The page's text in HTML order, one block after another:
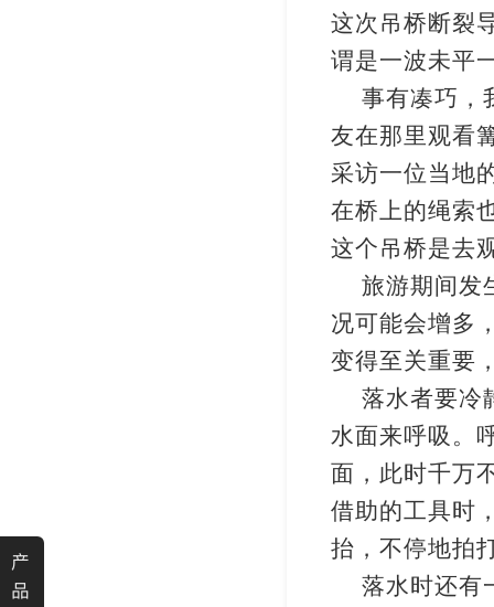
这次吊桥断裂
谓是一波未平
事有凑巧，
友在那里观看
采访一位当地
在桥上的绳索
这个吊桥是去
旅游期间发
况可能会增多
变得至关重要
落水者要冷
水面来呼吸。
面，此时千万
借助的工具时
抬，不停地拍
落水时还有
产
品